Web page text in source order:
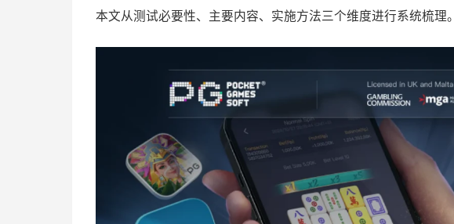
本文从测试必要性、主要内容、实施方法三个维度进行系统梳理。